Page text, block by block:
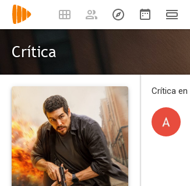
Crítica
Crítica en